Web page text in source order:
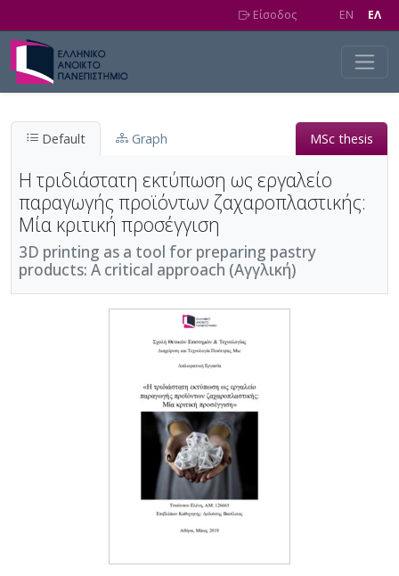
Είσοδος EN EΛ
Default Graph MSc thesis
Η τριδιάστατη εκτύπωση ως εργαλείο
παραγωγής προϊόντων ζαχαροπλαστικής:
Μία κριτική προσέγγιση
3D printing as a tool for preparing pastry
products: A critical approach (Αγγλική)